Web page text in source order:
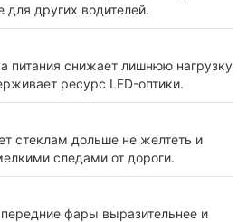
для других водителей.
питания снижает лишнюю нагрузку
ресурс LED-оптики.
стеклам дольше не желтеть и
следами от дороги.
фары выразительнее и